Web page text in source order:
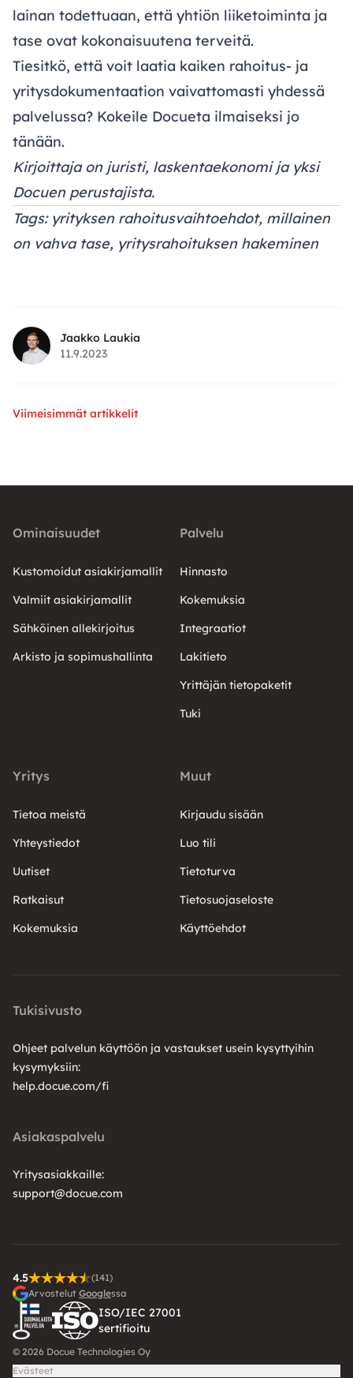
lainan todettuaan, että yhtiön liiketoiminta ja
tase ovat kokonaisuutena terveitä.
Tiesitkö, että voit laatia kaiken rahoitus- ja
yritysdokumentaation vaivattomasti yhdessä
palvelussa? Kokeile Docueta ilmaiseksi jo
tänään.
Kirjoittaja on juristi, laskentaekonomi ja yksi
Docuen perustajista.
Tags: yrityksen rahoitusvaihtoehdot, millainen
on vahva tase, yritysrahoituksen hakeminen
Jaakko Laukia
11.9.2023
Viimeisimmät artikkelit
Ominaisuudet
Kustomoidut asiakirjamallit
Valmiit asiakirjamallit
Sähköinen allekirjoitus
Arkisto ja sopimushallinta
Palvelu
Hinnasto
Kokemuksia
Integraatiot
Lakitieto
Yrittäjän tietopaketit
Tuki
Yritys
Tietoa meistä
Yhteystiedot
Uutiset
Ratkaisut
Kokemuksia
Muut
Kirjaudu sisään
Luo tili
Tietoturva
Tietosuojaseloste
Käyttöehdot
Tukisivusto
Ohjeet palvelun käyttöön ja vastaukset usein kysyttyihin
kysymyksiin:
help.docue.com/fi
Asiakaspalvelu
Yritysasiakkaille:
support@docue.com
4.5
(141)
Arvostelut Googlessa
ISO/IEC 27001
sertifioitu
© 2026 Docue Technologies Oy
Evästeet